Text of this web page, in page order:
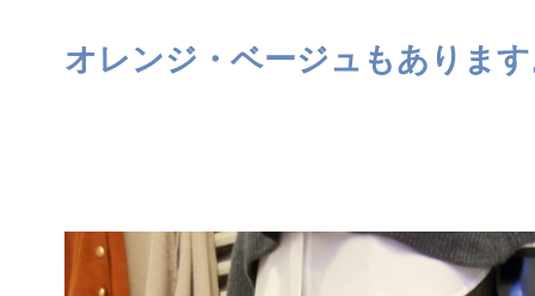
オレンジ・ベージュもありま